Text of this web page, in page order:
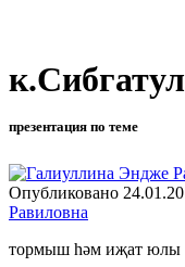
презентация по теме
Опубликовано
Равиловна
тормыш һәм иҗат юлы